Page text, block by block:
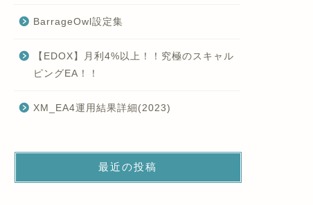
BarrageOwl設定集
【EDOX】月利4%以上！！究極のスキャル
ピングEA！！
XM_EA4運用結果詳細(2023)
最近の投稿